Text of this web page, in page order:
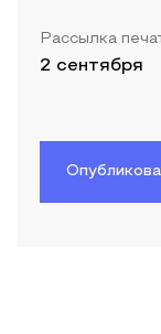
Рассылка
2 сентября